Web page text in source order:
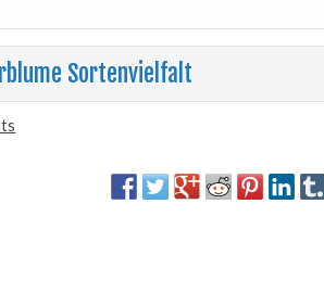
Sortenvielfalt